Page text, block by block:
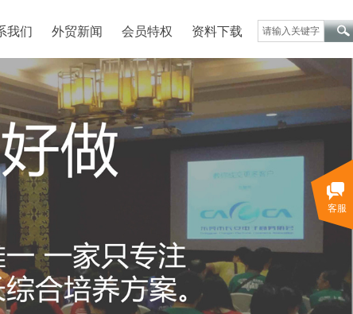
我们 外贸新闻 会员特权 资料下载
客服